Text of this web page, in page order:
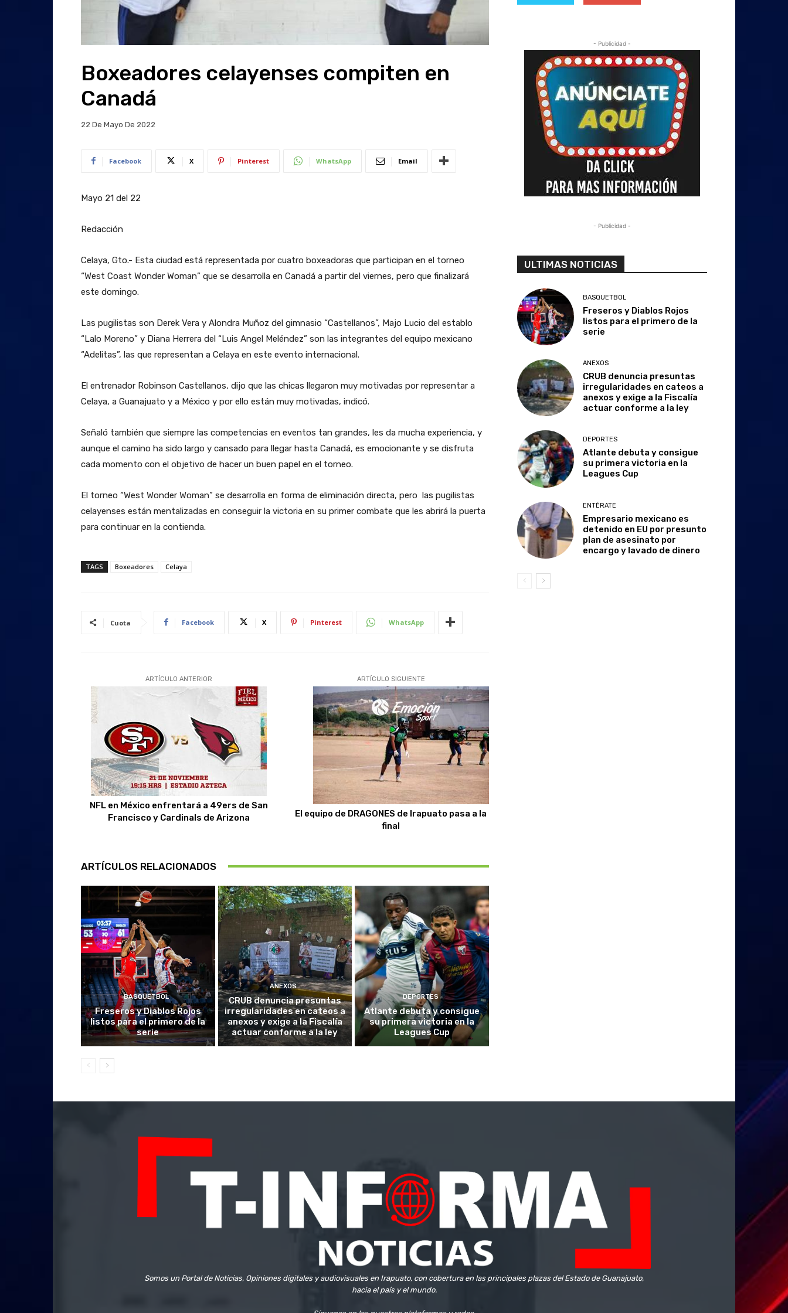
Boxeadores celayenses compiten en
Canadá
22 De Mayo De 2022
Facebook X Pinterest WhatsApp Email
Mayo 21 del 22
Redacción
Celaya, Gto.- Esta ciudad está representada por cuatro boxeadoras que participan en el torneo
“West Coast Wonder Woman” que se desarrolla en Canadá a partir del viernes, pero que finalizará
este domingo.
Las pugilistas son Derek Vera y Alondra Muñoz del gimnasio “Castellanos”, Majo Lucio del establo
“Lalo Moreno” y Diana Herrera del “Luis Angel Meléndez” son las integrantes del equipo mexicano
“Adelitas”, las que representan a Celaya en este evento internacional.
El entrenador Robinson Castellanos, dijo que las chicas llegaron muy motivadas por representar a
Celaya, a Guanajuato y a México y por ello están muy motivadas, indicó.
Señaló también que siempre las competencias en eventos tan grandes, les da mucha experiencia, y
aunque el camino ha sido largo y cansado para llegar hasta Canadá, es emocionante y se disfruta
cada momento con el objetivo de hacer un buen papel en el torneo.
El torneo “West Wonder Woman” se desarrolla en forma de eliminación directa, pero las pugilistas
celayenses están mentalizadas en conseguir la victoria en su primer combate que les abrirá la puerta
para continuar en la contienda.
TAGS Boxeadores Celaya
Cuota Facebook X Pinterest WhatsApp
ARTÍCULO ANTERIOR
NFL en México enfrentará a 49ers de San
Francisco y Cardinals de Arizona
ARTÍCULO SIGUIENTE
El equipo de DRAGONES de Irapuato pasa a la
final
ARTÍCULOS RELACIONADOS
BASQUETBOL
Freseros y Diablos Rojos
listos para el primero de la
serie
ANEXOS
CRUB denuncia presuntas
irregularidades en cateos a
anexos y exige a la Fiscalía
actuar conforme a la ley
DEPORTES
Atlante debuta y consigue
su primera victoria en la
Leagues Cup
- Publicidad -
- Publicidad -
ULTIMAS NOTICIAS
BASQUETBOL
Freseros y Diablos Rojos
listos para el primero de la
serie
ANEXOS
CRUB denuncia presuntas
irregularidades en cateos a
anexos y exige a la Fiscalía
actuar conforme a la ley
DEPORTES
Atlante debuta y consigue
su primera victoria en la
Leagues Cup
ENTÉRATE
Empresario mexicano es
detenido en EU por presunto
plan de asesinato por
encargo y lavado de dinero
Somos un Portal de Noticias, Opiniones digitales y audiovisuales en Irapuato, con cobertura en las principales plazas del Estado de Guanajuato,
hacia el país y el mundo.